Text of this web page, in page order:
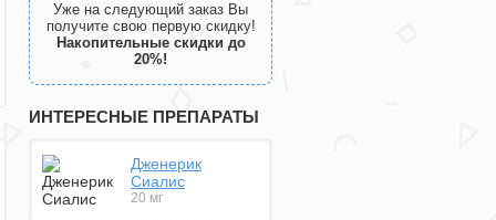
Уже на следующий заказ Вы
получите свою первую скидку!
Накопительные скидки до
20%!
ИНТЕРЕСНЫЕ ПРЕПАРАТЫ
Дженерик
Сиалис
20 мг